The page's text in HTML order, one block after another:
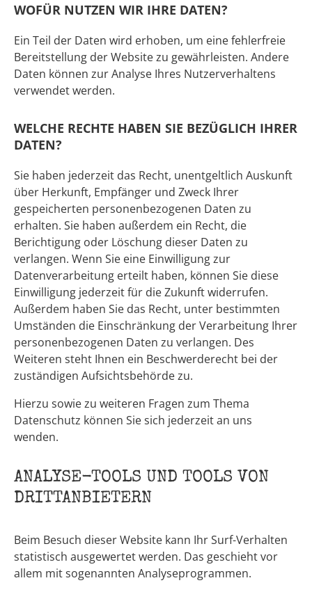
WOFÜR NUTZEN WIR IHRE DATEN?
Ein Teil der Daten wird erhoben, um eine fehlerfreie
Bereitstellung der Website zu gewährleisten. Andere
Daten können zur Analyse Ihres Nutzerverhaltens
verwendet werden.
WELCHE RECHTE HABEN SIE BEZÜGLICH IHRER
DATEN?
Sie haben jederzeit das Recht, unentgeltlich Auskunft
über Herkunft, Empfänger und Zweck Ihrer
gespeicherten personenbezogenen Daten zu
erhalten. Sie haben außerdem ein Recht, die
Berichtigung oder Löschung dieser Daten zu
verlangen. Wenn Sie eine Einwilligung zur
Datenverarbeitung erteilt haben, können Sie diese
Einwilligung jederzeit für die Zukunft widerrufen.
Außerdem haben Sie das Recht, unter bestimmten
Umständen die Einschränkung der Verarbeitung Ihrer
personenbezogenen Daten zu verlangen. Des
Weiteren steht Ihnen ein Beschwerderecht bei der
zuständigen Aufsichtsbehörde zu.
Hierzu sowie zu weiteren Fragen zum Thema
Datenschutz können Sie sich jederzeit an uns
wenden.
ANALYSE-TOOLS UND TOOLS VON
DRITT­ANBIETERN
Beim Besuch dieser Website kann Ihr Surf-Verhalten
statistisch ausgewertet werden. Das geschieht vor
allem mit sogenannten Analyseprogrammen.